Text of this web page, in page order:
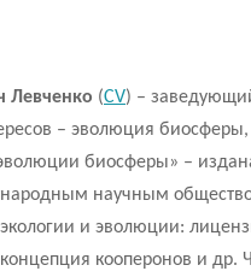
Левченко (CV) –
– эволюция
биосферы» –
научным
экологии и эволюции:
кооперонов и др.